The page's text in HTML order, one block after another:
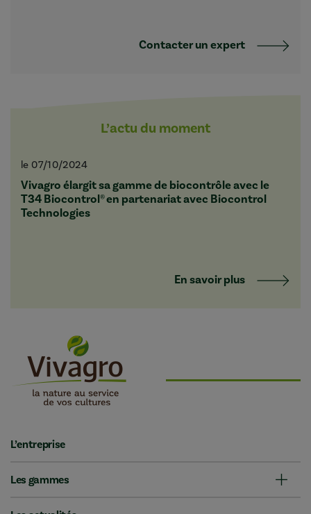
Contacter un expert
L’actu du moment
le 07/10/2024
Vivagro élargit sa gamme de biocontrôle avec le
T34 Biocontrol® en partenariat avec Biocontrol
Technologies
En savoir plus
L’entreprise
Les gammes